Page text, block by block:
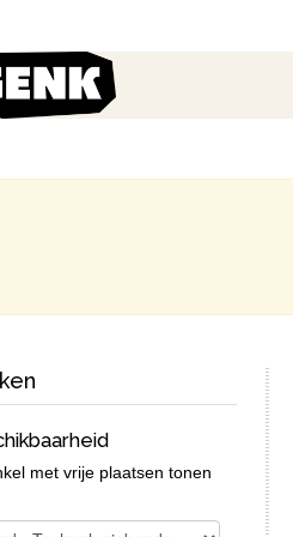
met vrije plaatsen tonen